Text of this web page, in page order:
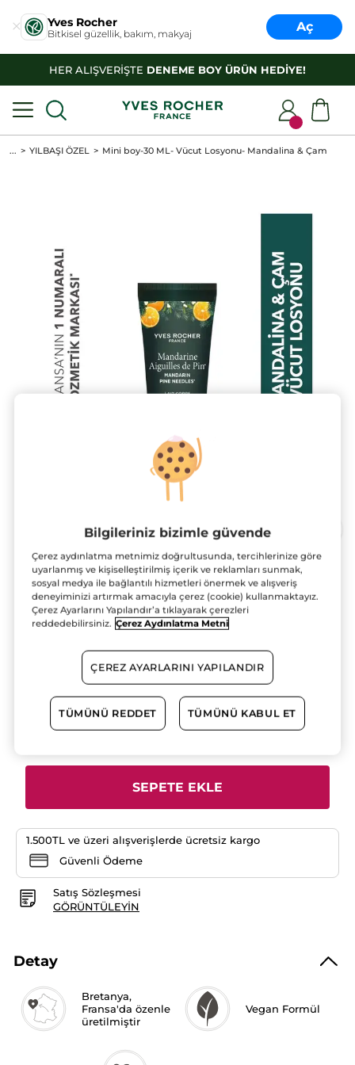
Yves Rocher
Bitkisel güzellik, bakım, makyaj Aç
HER ALIŞVERİŞTE DENEME BOY ÜRÜN HEDİYE!
... YILBAŞI ÖZEL Mini boy-30 ML- Vücut Losyonu- Mandalina & Çam
Mini boy-30 ML- Vücut Losyonu-
Mandalina & Çam
30 ml
4.8 ★★★★★
★★★★★
4.8/5
Bu
ürün
yorumları
Losyonu-
30
(4)YORUM EKLE
3 AL 2 ÖDE!
154.90 TL
SEPETE EKLE
1.500TL ve üzeri alışverişlerde ücretsiz kargo
Güvenli Ödeme
Satış Sözleşmesi
GÖRÜNTÜLEYIN
Detay
Bretanya,
Fransa'da özenle
üretilmiştir
Vegan Formül
Bilgileriniz bizimle güvende
Çerez aydınlatma metnimiz doğrultusunda, tercihlerinize göre
uyarlanmış ve kişiselleştirilmiş içerik ve reklamları sunmak,
sosyal medya ile bağlantılı hizmetleri önermek ve alışveriş
deneyiminizi artırmak amacıyla çerez (cookie) kullanmaktayız.
Çerez Ayarlarını Yapılandır’a tıklayarak çerezleri
reddedebilirsiniz. Çerez Aydınlatma Metni
ÇEREZ AYARLARINI YAPILANDIR
TÜMÜNÜ REDDET TÜMÜNÜ KABUL ET